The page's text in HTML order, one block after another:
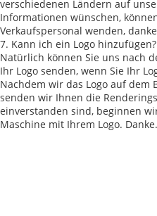
verschiedenen Ländern auf
Informationen wünschen,
Verkaufspersonal wenden,
7. Kann ich ein Logo hinzufügen?
Natürlich können Sie uns nach
Ihr Logo senden, wenn Sie Ihr
Nachdem wir das Logo auf
senden wir Ihnen die
einverstanden sind, beginnen
Maschine mit Ihrem Logo. Danke.